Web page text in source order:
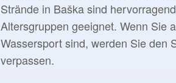
Strände in Baška sind
Altersgruppen geeignet. Wenn Sie
Wassersport sind, werden Sie den
verpassen.